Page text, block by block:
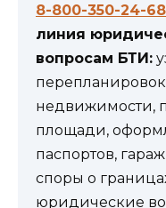
8-800-350-24-68
линия
вопросам БТИ:
недвижимости,
площади,
паспортов,
споры о
юридические